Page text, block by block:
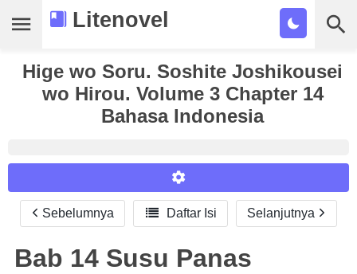
Litenovel
Daftar Novel
Tamat
Bookmark
Hige wo Soru. Soshite Joshikousei
wo Hirou. Volume 3 Chapter 14
Bahasa Indonesia
Reader Settings
Font :
Sebelumnya  Daftar Isi Selanjutnya
Bab 14 Susu Panas